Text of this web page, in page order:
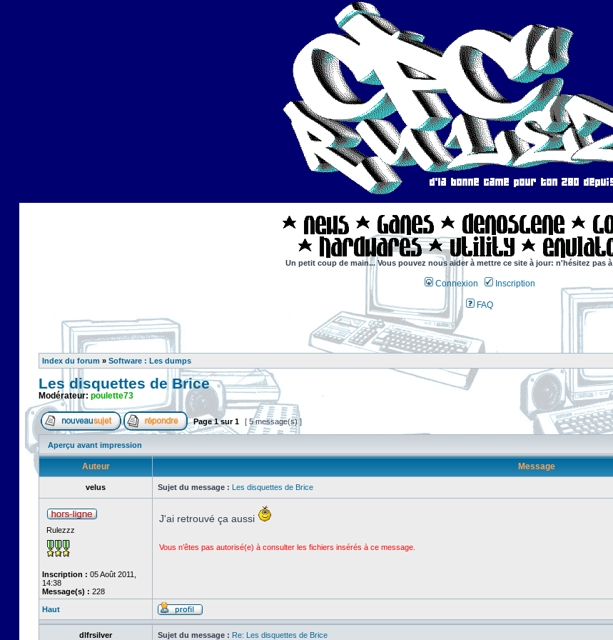
Un petit coup de main... Vous pouvez nous aider à mettre ce site à jour: n'hésitez pas à
Connexion Inscription
FAQ
Index du forum » Software : Les dumps
Les disquettes de Brice
Modérateur: poulette73
Page1sur1 [ 5 message(s) ]
Aperçu avant impression
Auteur Message
velus Sujet du message : Les disquettes de Brice
Rulezzz
Inscription : 05 Août 2011,
14:38
Message(s) : 228
J'ai retrouvé ça aussi
Vous n’êtes pas autorisé(e) à consulter les fichiers insérés à ce message.
Haut
dlfrsilver Sujet du message : Re: Les disquettes de Brice